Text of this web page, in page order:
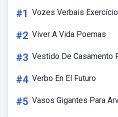
#1 Vozes Verbais
#2 Viver A Vida Poemas
#3 Vestido De Casamento
#4 Verbo En El Futuro
#5 Vasos Gigantes Para